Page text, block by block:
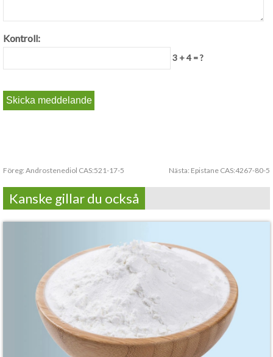
Kontroll:
3 + 4 = ?
Föreg: Androstenediol CAS:521-17-5 Nästa: Epistane CAS:4267-80-5
Kanske gillar du också